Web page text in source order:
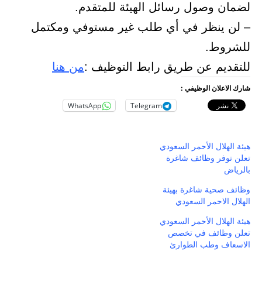
لضمان وصول رسائل الهيئة للمتقدم.
– لن ينظر في أي طلب غير مستوفي ومكتمل
للشروط.
للتقديم عن طريق رابط التوظيف :من هنا
شارك الاعلان الوظيفي :
Telegram
WhatsApp
هيئة الهلال الأحمر السعودي
تعلن توفر وظائف شاغرة
بالرياض
وظائف صحية شاغرة بهيئة
الهلال الاحمر السعودي
هيئة الهلال الأحمر السعودي
تعلن وظائف في تخصص
الاسعاف وطب الطوارئ